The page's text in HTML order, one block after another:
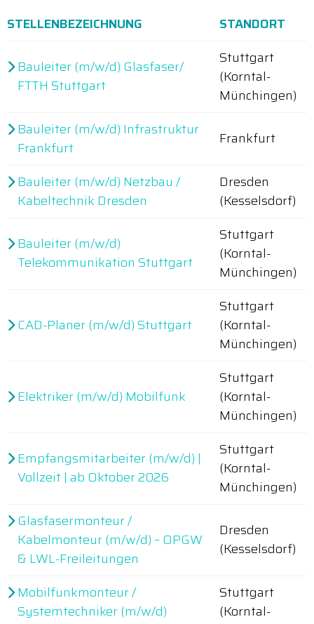
STELLENBEZEICHNUNG STANDORT
Bauleiter (m/w/d) Glasfaser/
FTTH Stuttgart
Stuttgart
(Korntal-
Münchingen)
Bauleiter (m/w/d) Infrastruktur
Frankfurt
Frankfurt
Bauleiter (m/w/d) Netzbau /
Kabeltechnik Dresden
Dresden
(Kesselsdorf)
Bauleiter (m/w/d)
Telekommunikation Stuttgart
Stuttgart
(Korntal-
Münchingen)
CAD-Planer (m/w/d) Stuttgart
Stuttgart
(Korntal-
Münchingen)
Elektriker (m/w/d) Mobilfunk
Stuttgart
(Korntal-
Münchingen)
Empfangsmitarbeiter (m/w/d) |
Vollzeit | ab Oktober 2026
Stuttgart
(Korntal-
Münchingen)
Glasfasermonteur /
Kabelmonteur (m/w/d) – OPGW
& LWL-Freileitungen
Dresden
(Kesselsdorf)
Mobilfunkmonteur /
Systemtechniker (m/w/d)
Stuttgart
(Korntal-